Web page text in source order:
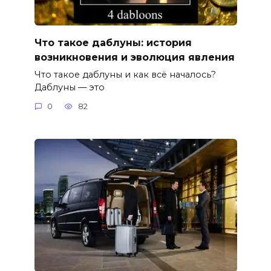
Что такое даблуны: история
возникновения и эволюция явления
Что такое даблуны и как всё началось?
Даблуны — это
0 82